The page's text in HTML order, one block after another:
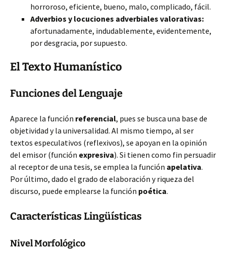
horroroso, eficiente, bueno, malo, complicado, fácil.
Adverbios y locuciones adverbiales valorativas:
afortunadamente, indudablemente, evidentemente,
por desgracia, por supuesto.
El Texto Humanístico
Funciones del Lenguaje
Aparece la función referencial, pues se busca una base de
objetividad y la universalidad. Al mismo tiempo, al ser
textos especulativos (reflexivos), se apoyan en la opinión
del emisor (función expresiva). Si tienen como fin persuadir
al receptor de una tesis, se emplea la función apelativa.
Por último, dado el grado de elaboración y riqueza del
discurso, puede emplearse la función poética.
Características Lingüísticas
Nivel Morfológico